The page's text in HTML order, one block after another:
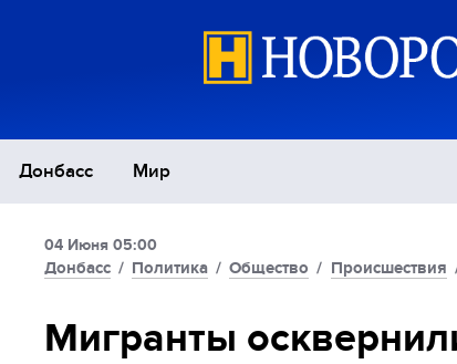
Донбасс Мир
Политика
Экономика
04 Июня 05:00
Донбасс / Политика / Общество / Происшествия
Мигранты